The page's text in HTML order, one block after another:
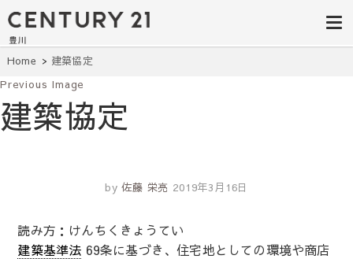
豊田市の中古
住宅・土地・
リノベ物件探
し｜センチュ
リー21豊川
建て・土地探しはセンチュリー21豊
川へ。豊田市内の最新物件情報を随
時更新中！駅近、建築条件無し、ペ
ット可、学区別など、お客様のこだ
単検索。
Home 建築協定
Previous Image
建築協定
by 佐藤 栄亮 2019年3月16日
読み方：けんちくきょうてい
建築基準法 69条に基づき、住宅地としての環境や商店